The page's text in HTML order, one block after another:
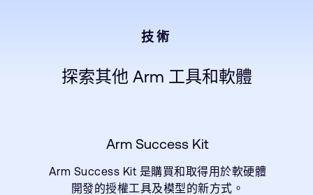
技術
探索其他 Arm 工具和軟體
Arm Success Kit
Arm Success Kit 是購買和取得用於軟硬體
開發的授權工具及模型的新方式。